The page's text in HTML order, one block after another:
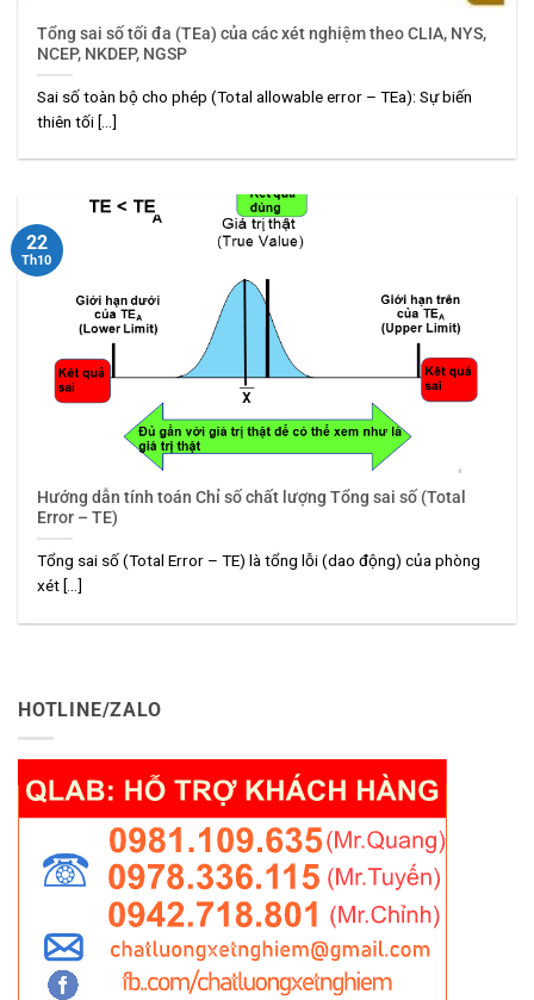
Tổng sai số tối đa (TEa) của các xét nghiệm theo CLIA, NYS,
NCEP, NKDEP, NGSP
Sai số toàn bộ cho phép (Total allowable error – TEa): Sự biến
thiên tối [...]
Hướng dẫn tính toán Chỉ số chất lượng Tổng sai số (Total
Error – TE)
Tổng sai số (Total Error – TE) là tổng lỗi (dao động) của phòng
xét [...]
22
Th10
HOTLINE/ZALO